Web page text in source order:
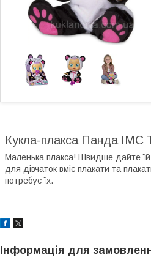
Кукла-плакса Панда IMC
Маленька плакса! Швидше дайте їй
для дівчаток вміє плакати та
потребує їх.
Інформація для